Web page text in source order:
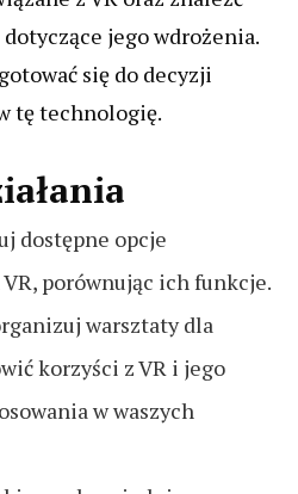
jego wdrożenia.
się do decyzji
tę technologię.
dostępne opcje
porównując ich funkcje.
warsztaty dla
korzyści z VR i jego
w waszych